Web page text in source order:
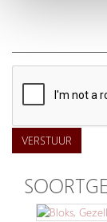
VERSTUUR